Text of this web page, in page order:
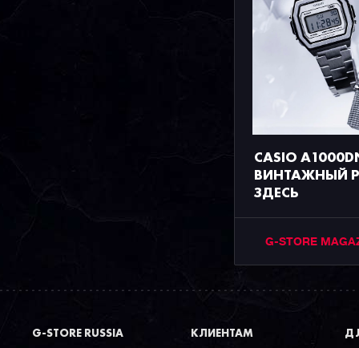
CASIO
ВИНТАЖНЫЙ
ЗДЕСЬ
G-STORE
G-STORE RUSSIA КЛИЕНТАМ